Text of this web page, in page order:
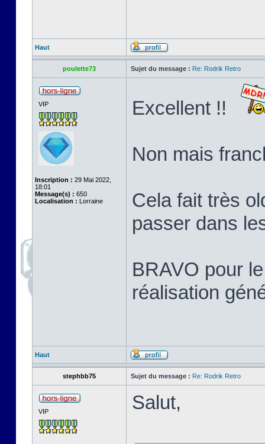
Haut
poulette73 Sujet du message : Re: Rodrik Retro
VIP
Inscription : 29 Mai 2022,
18:01
Message(s) : 650
Localisation : Lorraine
Excellent !!
Non mais
Cela fait très
passer dans
BRAVO pour
réalisation
Haut
stephbb75 Sujet du message : Re: Rodrik Retro
VIP Salut,